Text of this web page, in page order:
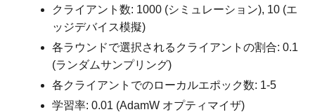
クライアント数: 1000 (シミュレーション), 10 (エ
ッジデバイス模擬)
各ラウンドで選択されるクライアントの割合: 0.1
(ランダムサンプリング)
各クライアントでのローカルエポック数: 1-5
学習率: 0.01 (AdamW オプティマイザ)